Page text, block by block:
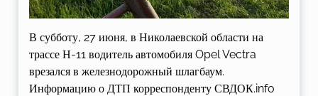
В субботу, 27 июня, в Николаевской области на
трассе Н-11 водитель автомобиля Opel Vectra
врезался в железнодорожный шлагбаум.
Информацию о ДТП корреспонденту СВДОК.info